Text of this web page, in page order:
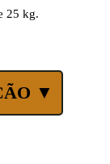
25 kg.
▼